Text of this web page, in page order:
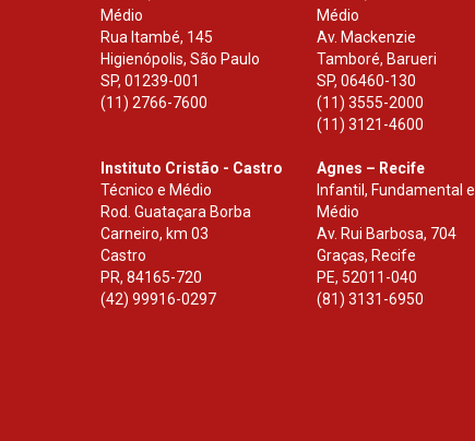
Médio
Rua Itambé, 145
Higienópolis, São Paulo
SP, 01239-001
(11) 2766-7600
Médio
Av. Mackenzie
Tamboré, Barueri
SP,06460-130
(11) 3555-2000
(11) 3121-4600
Instituto Cristão - Castro
Técnico e Médio
Rod. Guataçara Borba
Carneiro, km 03
Castro
PR, 84165-720
(42) 99916-0297
Agnes – Recife
Infantil, Fundamental e
Médio
Av. Rui Barbosa, 704
Graças, Recife
PE, 52011-040
(81) 3131-6950